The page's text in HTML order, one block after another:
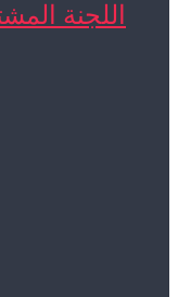
اللجنة